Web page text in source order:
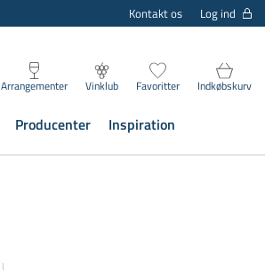
Kontakt os Log ind
Arrangementer Vinklub Favoritter Indkøbskurv
Producenter Inspiration